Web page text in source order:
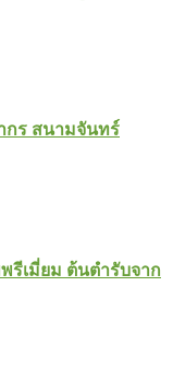
กร สนามจันทร์
รีเมี่ยม ต้นตำรับจาก